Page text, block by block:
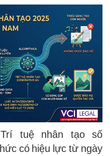
tuệ nhân tạo số
có hiệu lực từ ngày